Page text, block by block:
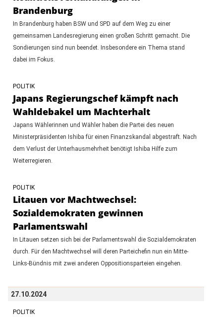
Brandenburg
In Brandenburg haben BSW und SPD auf dem Weg zu einer
gemeinsamen Landesregierung einen großen Schritt gemacht. Die
Sondierungen sind nun beendet. Insbesondere ein Thema stand
dabei im Fokus.
POLITIK
Japans Regierungschef kämpft nach
Wahldebakel um Machterhalt
Japans Wählerinnen und Wähler haben die Partei des neuen
Ministerpräsidenten Ishiba für einen Finanzskandal abgestraft. Nach
dem Verlust der Unterhausmehrheit benötigt Ishiba Hilfe zum
Weiterregieren.
POLITIK
Litauen vor Machtwechsel:
Sozialdemokraten gewinnen
Parlamentswahl
In Litauen setzen sich bei der Parlamentswahl die Sozialdemokraten
durch. Für den Machtwechsel will deren Parteichefin nun ein Mitte-
Links-Bündnis mit zwei anderen Oppositionsparteien eingehen.
27.10.2024
POLITIK